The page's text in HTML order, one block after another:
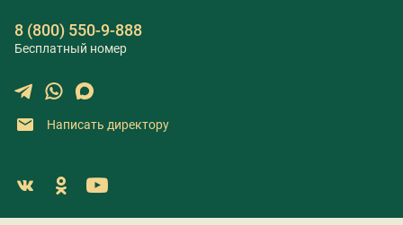
8 (800) 550-9-888
Бесплатный номер
Написать директору